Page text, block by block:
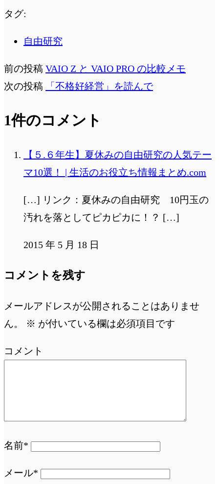
タグ:
自由研究
前の投稿 VAIO Z と VAIO PRO の比較メモ
次の投稿
「不格好経営」を読んで
1件のコメント
【５.６年生】夏休みの自由研究の人気テー
マ10選！ | 生活のお役立ち情報まとめ.com
[…] リンク：夏休みの自由研究 10円玉の
汚れを落としてピカピカに！？ […]
2015 年 5 月 18 日
コメントを残す
メールアドレスが公開されることはありませ
ん。
※ が付いている欄は必須項目です
コメント
名前*
メール*